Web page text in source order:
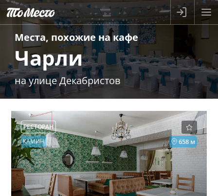
Места, похожие накафе
Чарли
на улице Декабристов
РЕСТОРАН
658 м
КАМИН